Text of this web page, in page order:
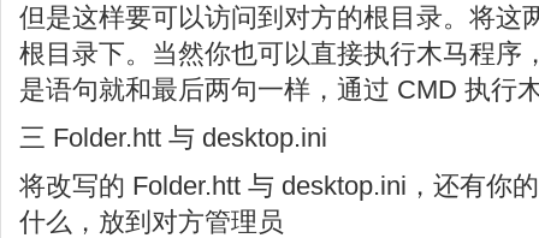
但是这样要可以访问到对方的根目录。将这
根目录下。当然你也可以直接执行木马程序
是语句就和最后两句一样，通过 CMD 执行
三 Folder.htt 与 desktop.ini
将改写的 Folder.htt 与 desktop.ini，还有你
什么，放到对方管理员